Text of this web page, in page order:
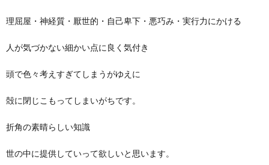
理屈屋・神経質・厭世的・自己卑下・悪巧み・実行力にかける
人が気づかない細かい点に良く気付き
頭で色々考えすぎてしまうがゆえに
殻に閉じこもってしまいがちです。
折角の素晴らしい知識
世の中に提供していって欲しいと思います。